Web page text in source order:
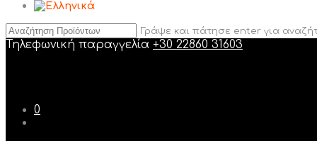
Γράψε και πάτησε enter για
Τηλεφωνική παραγγελία +30 22860 31603
0